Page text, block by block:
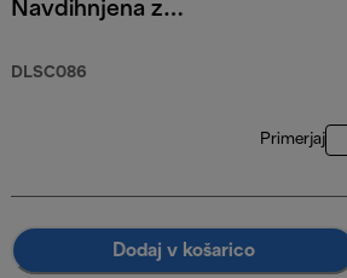
Navdihnjena z
DLSC086
Primerjaj
Dodaj v košarico